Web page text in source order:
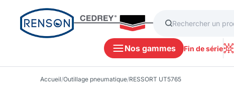
Nos gammes Fin de série
Accueil/Outillage pneumatique/RESSORT UT5765